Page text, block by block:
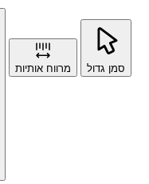
סמן גדול מרווח אותיות